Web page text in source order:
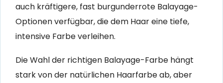
auch kräftigere, fast burgunderrote Balayage-
Optionen verfügbar, die dem Haar eine tiefe,
intensive Farbe verleihen.
Die Wahl der richtigen Balayage-Farbe hängt
stark von der natürlichen Haarfarbe ab, aber